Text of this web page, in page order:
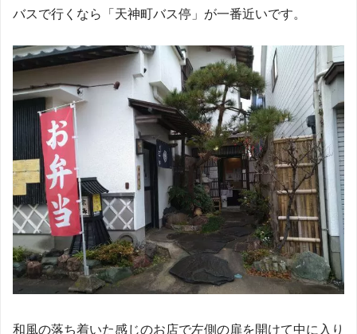
バスで行くなら「天神町バス停」が一番近いです。
和風の落ち着いた感じのお店で左側の扉を開けて中に入り